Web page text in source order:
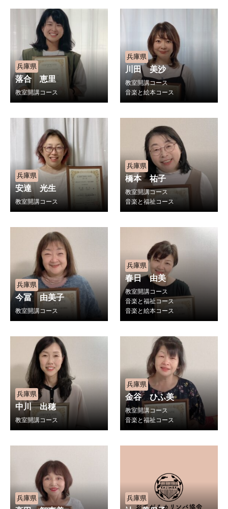
兵庫県
落合 恵里
教室開講コース
兵庫県
川田 美沙
教室開講コース
音楽と絵本コース
兵庫県
安達 光生
教室開講コース
兵庫県
橋本 祐子
教室開講コース
音楽と福祉コース
兵庫県
今冨 由美子
教室開講コース
兵庫県
春日 由美
教室開講コース
音楽と福祉コース
音楽と絵本コース
兵庫県
中川 出穂
教室開講コース
兵庫県
金谷 ひふ美
教室開講コース
音楽と福祉コース
兵庫県 兵庫県